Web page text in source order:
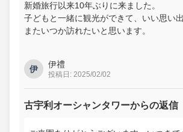
新婚旅行以来10年ぶりに来ました。
子どもと一緒に観光ができて、いい思い
またいつか訪れたいと思います。
伊 伊禮
投稿日: 2025/02/02
古宇利オーシャンタワーからの返信